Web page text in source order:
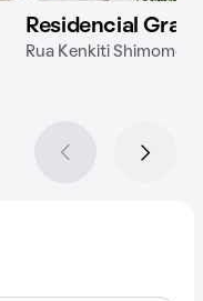
Residencial
Rua Kenkiti